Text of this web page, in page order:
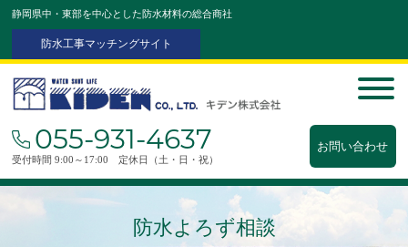
静岡県中・東部を中心とした防水材料の総合商社
防水工事マッチングサイト
055-931-4637
受付時間 9:00～17:00 定休日（土・日・祝）
お問い合わせ
防水よろず相談